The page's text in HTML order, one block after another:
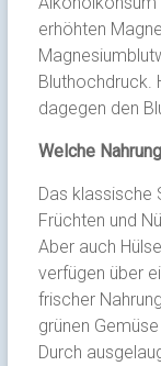
erhöhten
Bluthochdruck.
dagegen den
Welche
Das klassische
Früchten und
Aber auch
verfügen über
frischer
grünen
Durch